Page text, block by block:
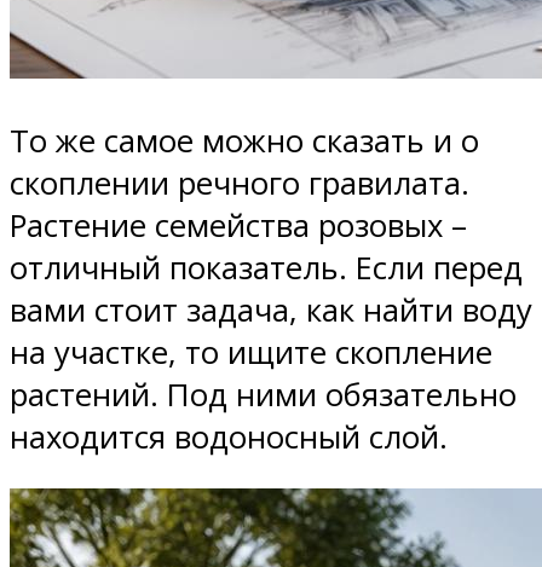
То же самое можно сказать и о
скоплении речного гравилата.
Растение семейства розовых –
отличный показатель. Если перед
вами стоит задача, как найти воду
на участке, то ищите скопление
растений. Под ними обязательно
находится водоносный слой.